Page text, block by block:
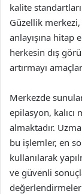
kalite
Güzellik
anlayışına hitap
herkesin dış
artırmayı
Merkezde
epilasyon, kalıcı
almaktadır.
bu işlemler, en
kullanılarak
ve güvenli